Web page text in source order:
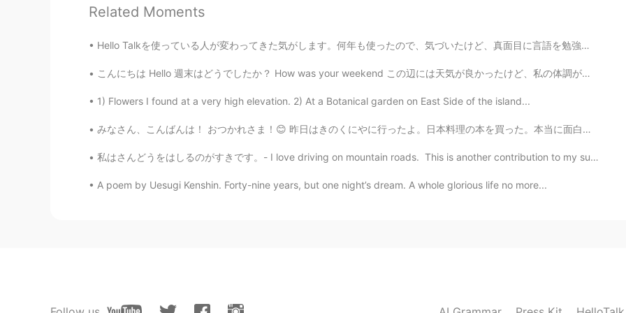
Related Moments
Hello Talkを使っている人が変わってきた気がします。何年も使ったので、気づいたけど、真面目に言語を勉強したいというより、暇つぶしとか友達とか交際相手を探したい人が増えてきたと思います。ま...
こんにちは Hello 週末はどうでしたか？ How was your weekend この辺には天気が良かったけど、私の体調が少し良くなかったので家にちょっとだらだらに居る時間を過ごしちゃ...
1) Flowers I found at a very high elevation. 2) At a Botanical garden on East Side of the island...
みなさん、こんばんは！ おつかれさま！😊 昨日はきのくにやに行ったよ。日本料理の本を買った。本当に面白いですよ。そのあとカフェでケーキを買った。😁 今から仕事に行かなきゃいけないけどめっちゃ眠い...
私はさんどうをはしるのがすきです。- I love driving on mountain roads. This is another contribution to my summer ...
A poem by Uesugi Kenshin. Forty-nine years, but one night’s dream. A whole glorious life no more...